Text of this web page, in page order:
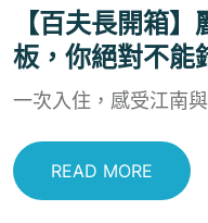
【百夫長開箱
板，你絕對不能
一次入住，感受江南
READ MORE